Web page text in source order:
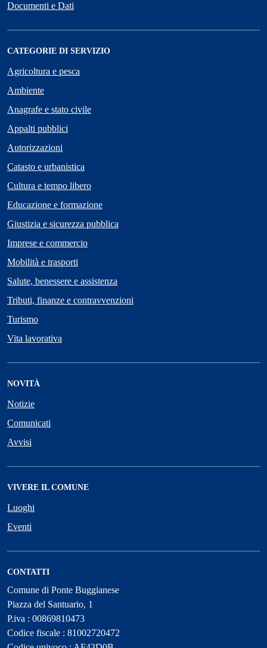
Documenti e Dati
CATEGORIE DI SERVIZIO
Agricoltura e pesca
Ambiente
Anagrafe e stato civile
Appalti pubblici
Autorizzazioni
Catasto e urbanistica
Cultura e tempo libero
Educazione e formazione
Giustizia e sicurezza pubblica
Imprese e commercio
Mobilità e trasporti
Salute, benessere e assistenza
Tributi, finanze e contravvenzioni
Turismo
Vita lavorativa
NOVITÀ
Notizie
Comunicati
Avvisi
VIVERE IL COMUNE
Luoghi
Eventi
CONTATTI
Comune di Ponte Buggianese
Piazza del Santuario, 1
P.iva : 00869810473
Codice fiscale : 81002720472